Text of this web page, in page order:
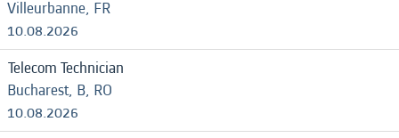
Villeurbanne, FR
10.08.2026
Telecom Technician
Bucharest, B, RO
10.08.2026